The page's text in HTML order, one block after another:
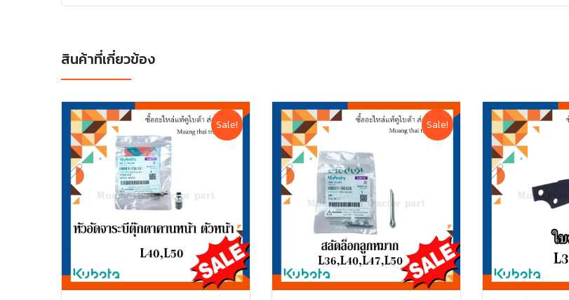
สินค้าที่เกี่ยวข้อง
Sale! Sale!